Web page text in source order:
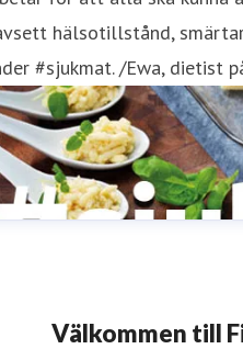
hälsotillstånd,
#sjukmat. /Ewa, dietist
Välkommen till